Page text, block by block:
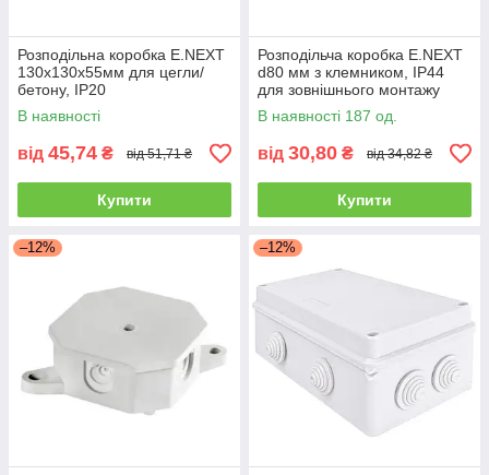
Розподільна коробка E.NEXT
130x130x55мм для цегли/
бетону, IP20
В наявності
від 45,74 ₴ від 51,71 ₴
Купити
Розподільча коробка E.NEXT
d80 мм з клемником, IP44
для зовнішнього монтажу
В наявності 187 од.
від 30,80 ₴ від 34,82 ₴
Купити
–12% –12%